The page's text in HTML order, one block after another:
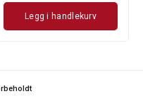
Legg i handlekurv